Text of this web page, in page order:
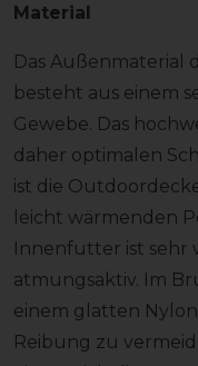
Material
Das Außenmaterial
besteht aus einem
Gewebe. Das
daher optimalen
ist die
leicht wärmenden
Innenfutter ist sehr
atmungsaktiv. Im
einem glatten
Reibung zu